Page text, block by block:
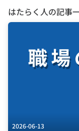
はたらく人の記事
2026-06-13